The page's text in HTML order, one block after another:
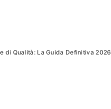
di Qualità: La Guida Definitiva 2026